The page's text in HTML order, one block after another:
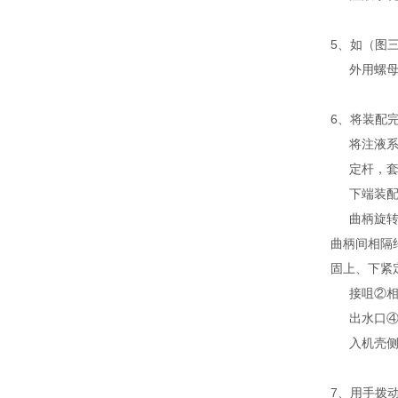
5、如（图
外用螺
6、将装配
将注液
定杆，
下端装
曲柄旋
曲柄间相隔
固上、下紧
接咀②
出水口
入机壳
7、用手拨